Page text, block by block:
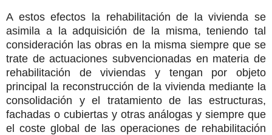
A estos efectos la rehabilitación de la vivienda se
asimila a la adquisición de la misma, teniendo tal
consideración las obras en la misma siempre que se
trate de actuaciones subvencionadas en materia de
rehabilitación de viviendas y tengan por objeto
principal la reconstrucción de la vivienda mediante la
consolidación y el tratamiento de las estructuras,
fachadas o cubiertas y otras análogas y siempre que
el coste global de las operaciones de rehabilitación